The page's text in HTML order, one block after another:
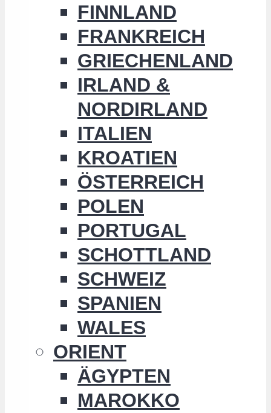
FINNLAND
FRANKREICH
GRIECHENLAND
IRLAND &
NORDIRLAND
ITALIEN
KROATIEN
ÖSTERREICH
POLEN
PORTUGAL
SCHOTTLAND
SCHWEIZ
SPANIEN
WALES
ORIENT
ÄGYPTEN
MAROKKO